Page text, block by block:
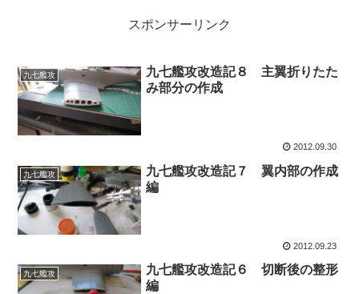
スポンサーリンク
九七艦攻
九七艦攻改造記８ 主翼折りたた
み部分の作成
2012.09.30
九七艦攻
九七艦攻改造記７ 翼内部の作成
編
2012.09.23
九七艦攻
九七艦攻改造記６ 切断後の整形
編